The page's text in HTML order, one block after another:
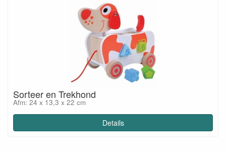
Sorteer en Trekhond
Afm: 24 x 13,3 x 22 cm
Details